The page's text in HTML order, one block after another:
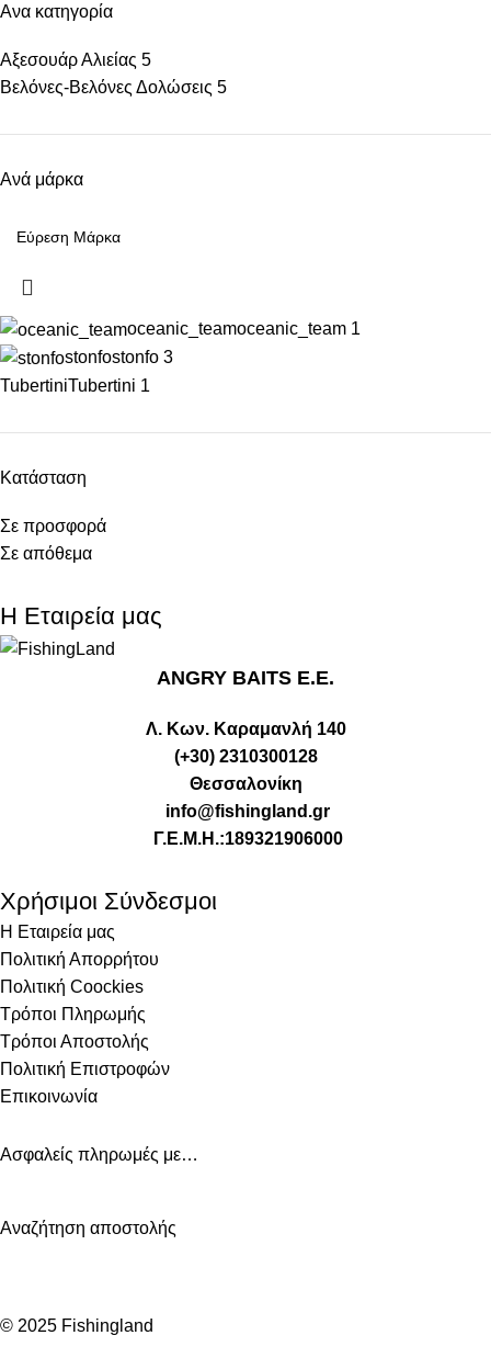
Ανα κατηγορία
Αξεσουάρ Αλιείας 5
Βελόνες-Βελόνες Δολώσεις 5
Ανά μάρκα
oceanic_teamoceanic_team 1
stonfostonfo 3
TubertiniTubertini 1
Κατάσταση
Σε προσφορά
Σε απόθεμα
Η Εταιρεία μας
ANGRY BAITS Ε.Ε.
Λ. Κων. Καραμανλή 140
(+30) 2310300128
Θεσσαλονίκη
info@fishingland.gr
Γ.Ε.Μ.Η.:189321906000
Χρήσιμοι Σύνδεσμοι
Η Εταιρεία μας
Πολιτική Απορρήτου
Πολιτική Coockies
Τρόποι Πληρωμής
Τρόποι Αποστολής
Πολιτική Επιστροφών
Επικοινωνία
Ασφαλείς πληρωμές με…
Αναζήτηση αποστολής
© 2025 Fishingland